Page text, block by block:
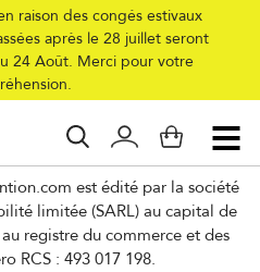
raison des congés estivaux
après le 28 juillet seront
24 Août. Merci pour votre
est édité par la société
limitée (SARL) au capital de
registre du commerce et des
RCS : 493 017 198.